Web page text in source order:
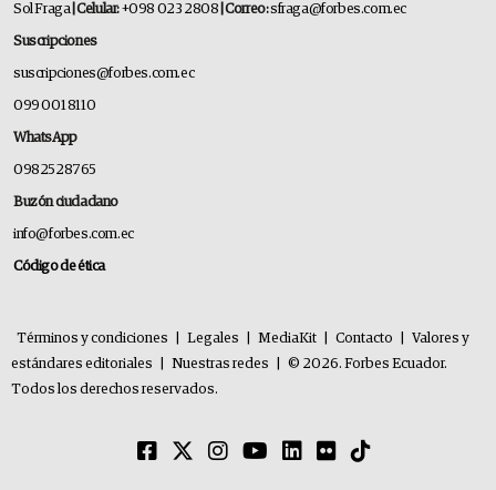
Sol Fraga| Celular:+098 023 2808 | Correo:sfraga@forbes.com.ec
Suscripciones
suscripciones@forbes.com.ec
099 001 8110
WhatsApp
0982528765
Buzón ciudadano
info@forbes.com.ec
Código de ética
Términos y condiciones Legales MediaKit Contacto
Valores y
estándares editoriales
Nuestras redes
© 2026. Forbes Ecuador.
Todos los derechos reservados.